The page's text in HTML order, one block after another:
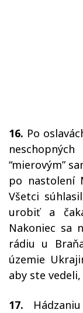
16. Po
“mierovým”
po nastolení
Všetci
urobiť a
Nakoniec sa
rádiu u
územie
aby ste
17.